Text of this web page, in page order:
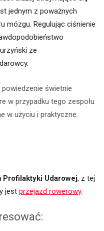
jednym z poważnych
mózgu. Regulując ciśnienie
ze
świetnie
w przypadku tego zespołu
w użyciu i praktyczne.
Profilaktyki Udarowej, z tej
jestprzejazd rowerowy.